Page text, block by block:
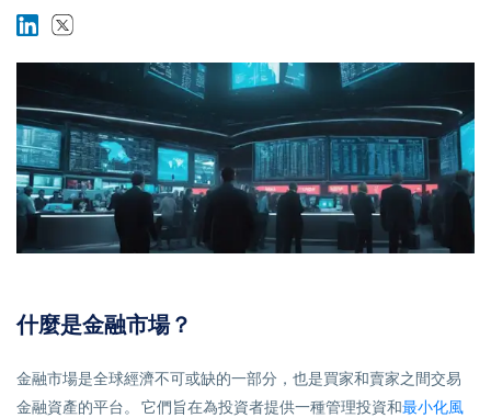
平台
幫助中心
什麼是金融市場？
金融市場是全球經濟不可或缺的一部分，也是買家和賣家之間交易
金融資產的平台。 它們旨在為投資者提供一種管理投資和最小化風